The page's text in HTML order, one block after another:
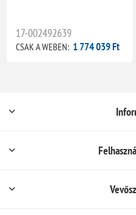
17-002492639
CSAK A WEBEN: 1 774 039 Ft